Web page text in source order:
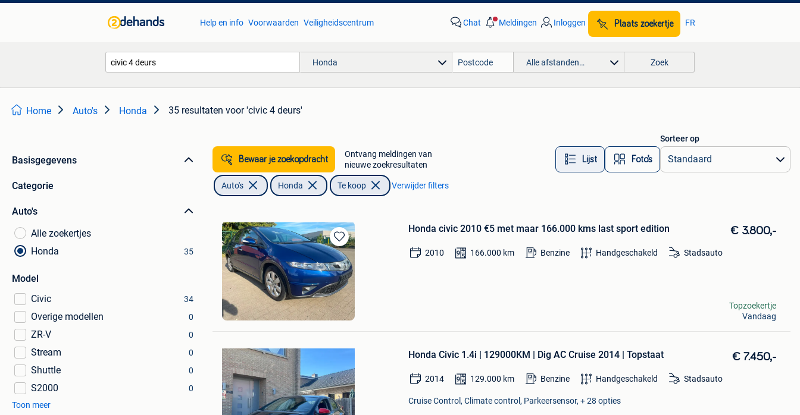
Help en info Voorwaarden Veiligheidscentrum Chat Meldingen Inloggen Plaats zoekertje FR
Honda Alle afstanden… Zoek
Home Auto's Honda 35 resultaten voor 'civic 4 deurs'
Basisgegevens
Categorie
Auto's
Alle zoekertjes
Honda
35
Model
Civic
34
Overige modellen 0
ZR-V 0
Stream 0
Shuttle 0
S2000
0
Toon meer
Bewaar je zoekopdracht
Ontvang meldingen van
nieuwe zoekresultaten
Lijst Foto’s
Sorteer op
Auto's Honda Te koop Verwijder filters
Bewaren
in
Mijn
Favorieten
Honda civic 2010 €5 met maar 166.000 kms last sport edition € 3.800,-
2010 166.000 km Benzine Handgeschakeld Stadsauto
rahmon
Paal
Topzoekertje
Vandaag
Favorieten
Honda Civic 1.4i | 129000KM | Dig AC Cruise 2014 | Topstaat € 7.450,-
2014 129.000 km Benzine Handgeschakeld Stadsauto
Cruise Control, Climate control, Parkeersensor, + 28 opties